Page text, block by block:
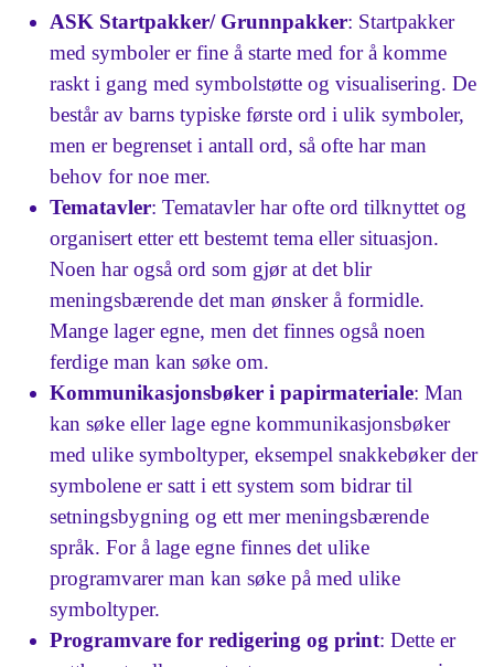
ASK Startpakker/ Grunnpakker: Startpakker
med symboler er fine å starte med for å komme
raskt i gang med symbolstøtte og visualisering. De
består av barns typiske første ord i ulik symboler,
men er begrenset i antall ord, så ofte har man
behov for noe mer.
Tematavler: Tematavler har ofte ord tilknyttet og
organisert etter ett bestemt tema eller situasjon.
Noen har også ord som gjør at det blir
meningsbærende det man ønsker å formidle.
Mange lager egne, men det finnes også noen
ferdige man kan søke om.
Kommunikasjonsbøker i papirmateriale: Man
kan søke eller lage egne kommunikasjonsbøker
med ulike symboltyper, eksempel snakkebøker der
symbolene er satt i ett system som bidrar til
setningsbygning og ett mer meningsbærende
språk. For å lage egne finnes det ulike
programvarer man kan søke på med ulike
symboltyper.
Programvare for redigering og print: Dette er